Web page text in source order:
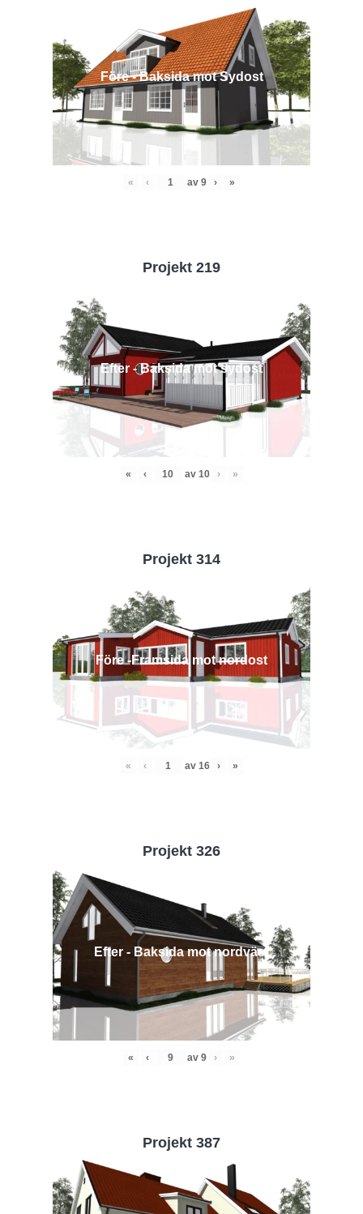
Före - Baksida mot Sydost
« ‹ av 9 › »
Projekt 219
Efter - Baksida mot sydost
« ‹ av 10 › »
Projekt 314
Före -Framsida mot nordost
« ‹ av 16 › »
Projekt 326
Efter - Baksida mot nordväst
« ‹ av 9 › »
Projekt 387